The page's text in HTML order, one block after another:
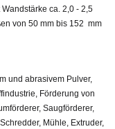
ca. 2,0 - 2,5
von 50 mm bis 152 mm
und abrasivem Pulver,
Förderung von
Saugförderer,
Mühle, Extruder,